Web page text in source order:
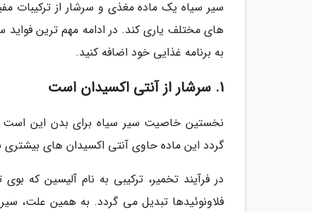
سیر سیاه یک ماده مغذی و سرشار از ترکیبات
های مختلف یاری کند. در ادامه مهم ترین فواید
به برنامه غذایی خود اضافه کنید.
1. سرشار از آنتی اکسیدان است
نخستین خاصیت سیر سیاه برای بدن این است
گردد این ماده حاوی آنتی اکسیدان های
در فرآیند تخمیر، ترکیبی به نام آلیسین که
فلاونوئیدها تبدیل می گردد. به همین علت،